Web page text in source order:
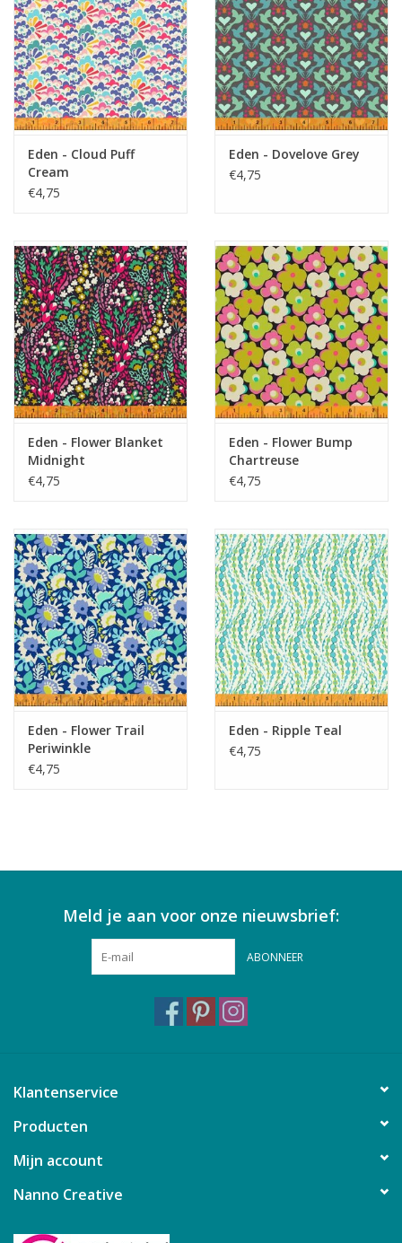
Eden - Cloud Puff
Cream
€4,75
Eden - Dovelove Grey
€4,75
Eden - Flower Blanket
Midnight
€4,75
Eden - Flower Bump
Chartreuse
€4,75
Eden - Flower Trail
Periwinkle
€4,75
Eden - Ripple Teal
€4,75
Meld je aan voor onze nieuwsbrief:
ABONNEER
Klantenservice
Producten
Mijn account
Nanno Creative